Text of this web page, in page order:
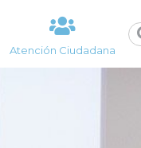
Atención Ciudadana